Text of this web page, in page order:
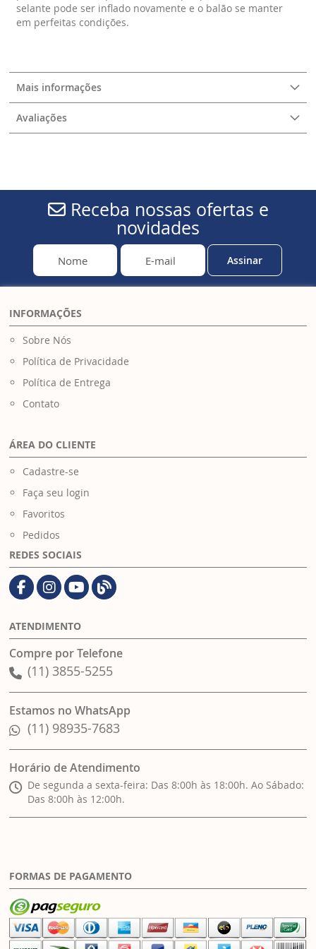
selante pode ser inflado novamente e o balão se manter
em perfeitas condições.
Mais informações
Avaliações
Receba nossas ofertas e
novidades
Assinar
INFORMAÇÕES
Sobre Nós
Política de Privacidade
Política de Entrega
Contato
ÁREA DO CLIENTE
Cadastre-se
Faça seu login
Favoritos
Pedidos
REDES SOCIAIS
ATENDIMENTO
Compre por Telefone
(11) 3855-5255
Estamos no WhatsApp
(11) 98935-7683
Horário de Atendimento
De segunda a sexta-feira: Das 8:00h às 18:00h. Ao Sábado:
Das 8:00h às 12:00h.
FORMAS DE PAGAMENTO